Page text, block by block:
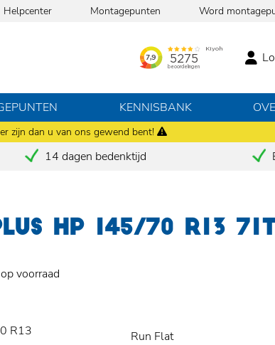
zijn dan u van ons gewend bent!
Helpcenter Montagepunten Word
KENNISBANK
14 dagen bedenktijd
HP 145/70 R13
voorraad
R13
Run Flat